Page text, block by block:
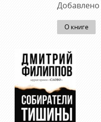
Добавлено
О книге